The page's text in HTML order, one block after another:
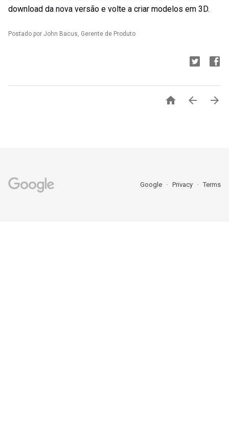
download da nova versão e volte a criar modelos em 3D.
Postado por John Bacus, Gerente de Produto
  
Google Privacy Terms